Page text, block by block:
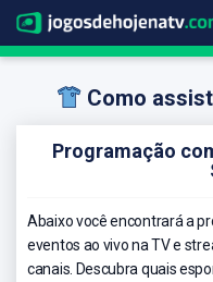
Como
Programação
Abaixo você encontrará a
eventos ao vivo na TV e
canais. Descubra quais